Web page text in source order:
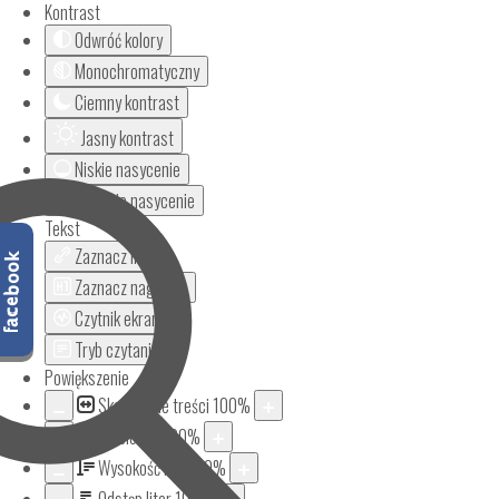
Kontrast
Odwróć kolory
Monochromatyczny
Ciemny kontrast
Jasny kontrast
Niskie nasycenie
Wysokie nasycenie
Tekst
Zaznacz linki
Zaznacz nagłówki
Czytnik ekranu
Tryb czytania
Powiększenie
Skalowanie treści 100%
Czcionka 100%
Wysokość linii
100%